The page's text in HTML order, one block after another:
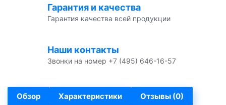
Гарантия и качества
Гарантия качества всей продукции
Наши контакты
Звонки на номер +7 (495) 646-16-57
Обзор Характеристики Отзывы (0)